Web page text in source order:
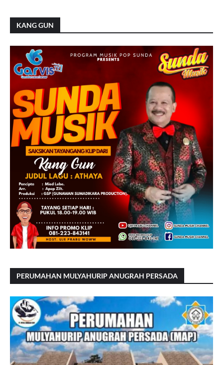
KANG GUN
PERUMAHAN MULYAHURIP ANUGRAH PERSADA